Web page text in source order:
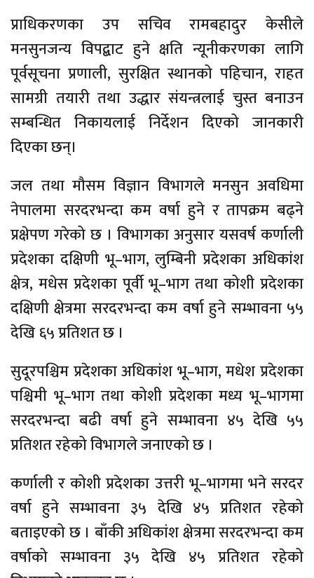
प्राधिकरणका उप सचिव रामबहादुर केसीले
मनसुनजन्य विपद्बाट हुने क्षति न्यूनीकरणका लागि
पूर्वसूचना प्रणाली, सुरक्षित स्थानको पहिचान, राहत
सामग्री तयारी तथा उद्धार संयन्त्रलाई चुस्त बनाउन
सम्बन्धित निकायलाई निर्देशन दिएको जानकारी
दिएका छन्।
जल तथा मौसम विज्ञान विभागले मनसुन अवधिमा
नेपालमा सरदरभन्दा कम वर्षा हुने र तापक्रम बढ्ने
प्रक्षेपण गरेको छ । विभागका अनुसार यसवर्ष कर्णाली
प्रदेशका दक्षिणी भू–भाग, लुम्बिनी प्रदेशका अधिकांश
क्षेत्र, मधेस प्रदेशका पूर्वी भू–भाग तथा कोशी प्रदेशका
दक्षिणी क्षेत्रमा सरदरभन्दा कम वर्षा हुने सम्भावना ५५
देखि ६५ प्रतिशत छ ।
सुदूरपश्चिम प्रदेशका अधिकांश भू–भाग, मधेश प्रदेशका
पश्चिमी भू–भाग तथा कोशी प्रदेशका मध्य भू–भागमा
सरदरभन्दा बढी वर्षा हुने सम्भावना ४५ देखि ५५
प्रतिशत रहेको विभागले जनाएको छ ।
कर्णाली र कोशी प्रदेशका उत्तरी भू–भागमा भने सरदर
वर्षा हुने सम्भावना ३५ देखि ४५ प्रतिशत रहेको
बताइएको छ । बाँकी अधिकांश क्षेत्रमा सरदरभन्दा कम
वर्षाको सम्भावना ३५ देखि ४५ प्रतिशत रहेको